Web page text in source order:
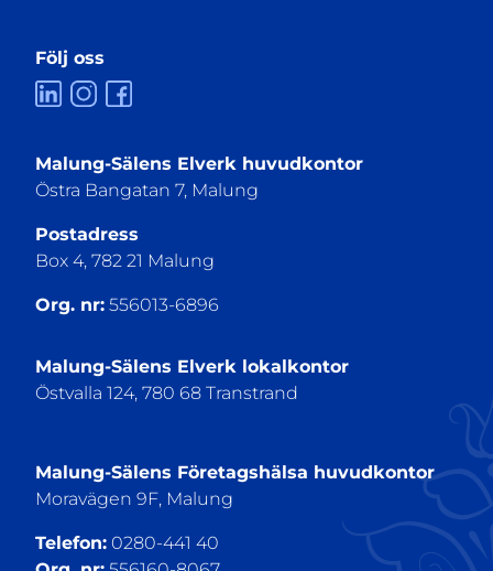
Malung-Sälens Elverk huvudkontor
Östra Bangatan 7, Malung
Postadress
Box 4, 782 21 Malung
Org. nr: 556013-6896
Malung-Sälens Elverk lokalkontor
Östvalla 124, 780 68 Transtrand
Malung-Sälens Företagshälsa huvudkontor
Moravägen 9F, Malung
Telefon: 0280-441 40
Följ oss